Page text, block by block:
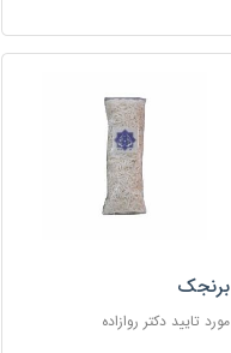
برنجک
مورد تایید دکتر روازاده